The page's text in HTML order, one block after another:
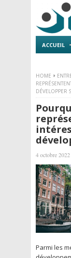
ACCUEIL
HOME
DÉVELOPPER
4 octobre 2022
Parmi les